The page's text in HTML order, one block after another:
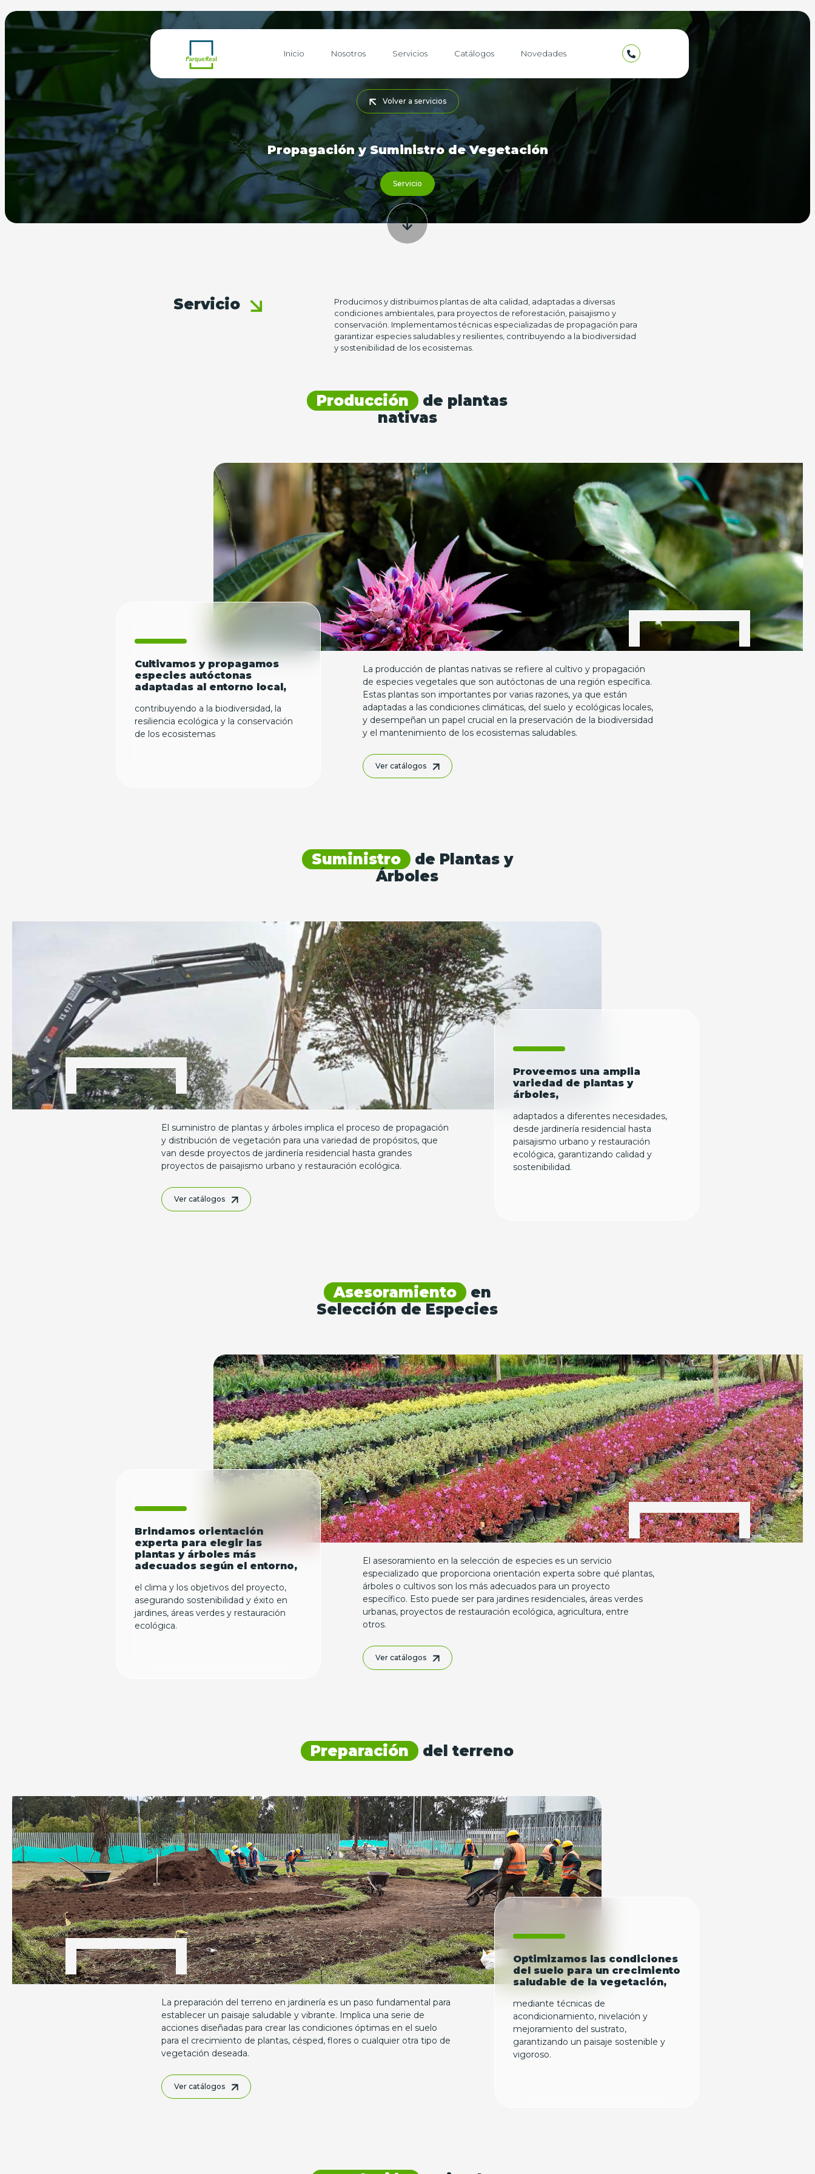
Inicio Nosotros Servicios Catálogos Novedades
Volver a servicios
Propagación y Suministro de Vegetación
Servicio
Servicio
Producimos y distribuimos plantas de alta calidad, adaptadas a diversas
condiciones ambientales, para proyectos de reforestación, paisajismo y
conservación. Implementamos técnicas especializadas de propagación para
garantizar especies saludables y resilientes, contribuyendo a la biodiversidad
y sostenibilidad de los ecosistemas.
Producción
de plantas
nativas
Cultivamos y propagamos
especies autóctonas
adaptadas al entorno local,
contribuyendo a la biodiversidad, la
resiliencia ecológica y la conservación
de los ecosistemas
La producción de plantas nativas se refiere al cultivo y propagación
de especies vegetales que son autóctonas de una región específica.
Estas plantas son importantes por varias razones, ya que están
adaptadas a las condiciones climáticas, del suelo y ecológicas locales,
y desempeñan un papel crucial en la preservación de la biodiversidad
y el mantenimiento de los ecosistemas saludables.
Ver catálogos
Suministro de Plantas y
Árboles
Proveemos una amplia
variedad de plantas y
árboles,
adaptados a diferentes necesidades,
desde jardinería residencial hasta
paisajismo urbano y restauración
ecológica, garantizando calidad y
sostenibilidad.
El suministro de plantas y árboles implica el proceso de propagación
y distribución de vegetación para una variedad de propósitos, que
van desde proyectos de jardinería residencial hasta grandes
proyectos de paisajismo urbano y restauración ecológica.
Ver catálogos
Asesoramiento en
Selección de Especies
Brindamos orientación
experta para elegir las
plantas y árboles más
adecuados según el entorno,
el clima y los objetivos del proyecto,
asegurando sostenibilidad y éxito en
jardines, áreas verdes y restauración
ecológica.
El asesoramiento en la selección de especies es un servicio
especializado que proporciona orientación experta sobre qué plantas,
árboles o cultivos son los más adecuados para un proyecto
específico. Esto puede ser para jardines residenciales, áreas verdes
urbanas, proyectos de restauración ecológica, agricultura, entre
otros.
Ver catálogos
Preparación del terreno
Optimizamos las condiciones
del suelo para un crecimiento
saludable de la vegetación,
mediante técnicas de
acondicionamiento, nivelación y
mejoramiento del sustrato,
garantizando un paisaje sostenible y
vigoroso.
La preparación del terreno en jardinería es un paso fundamental para
establecer un paisaje saludable y vibrante. Implica una serie de
acciones diseñadas para crear las condiciones óptimas en el suelo
para el crecimiento de plantas, césped, flores o cualquier otra tipo de
vegetación deseada.
Ver catálogos